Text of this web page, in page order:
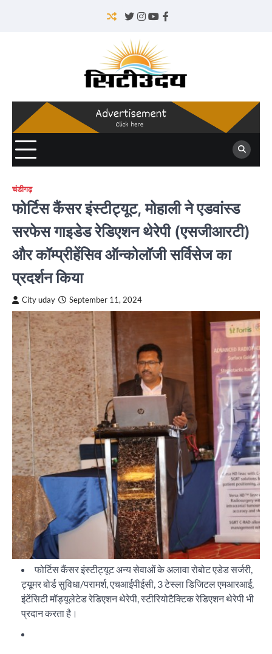
Twitter
Instagram
YouTube
Facebook
चंडीगढ़
फोर्टिस कैंसर इंस्टीट्यूट, मोहाली ने एडवांस्ड
सरफेस गाइडेड रेडिएशन थेरेपी (एसजीआरटी)
और कॉम्प्रीहेंसिव ऑन्कोलॉजी सर्विसेज का
प्रदर्शन किया
City uday September 11, 2024
फोर्टिस कैंसर इंस्टीट्यूट अन्य सेवाओं के अलावा रोबोट एडेड सर्जरी,
ट्यूमर बोर्ड सुविधा/परामर्श, एचआईपीईसी, 3 टेस्ला डिजिटल एमआरआई,
इंटेंसिटी मॉड्यूलेटेड रेडिएशन थेरेपी, स्टीरियोटैक्टिक रेडिएशन थेरेपी भी
प्रदान करता है।